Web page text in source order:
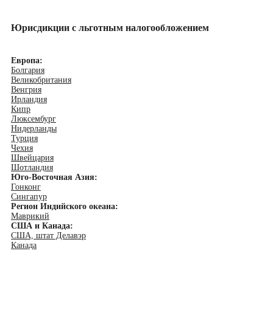
Юрисдикции с льготным налогообложением
Европа:
Болгария
Великобритания
Венгрия
Ирландия
Кипр
Люксембург
Нидерланды
Турция
Чехия
Швейцария
Шотландия
Юго-Восточная Азия:
Гонконг
Сингапур
Регион Индийского океана:
Маврикий
США и Канада:
США, штат Делавэр
Канада